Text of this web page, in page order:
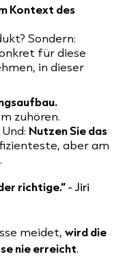
Kontext des
Sondern:
für diese
in dieser
zuhören.
Nutzen Sie das
aber am
richtige.“- Jiri
meidet, wird die
nie erreicht.